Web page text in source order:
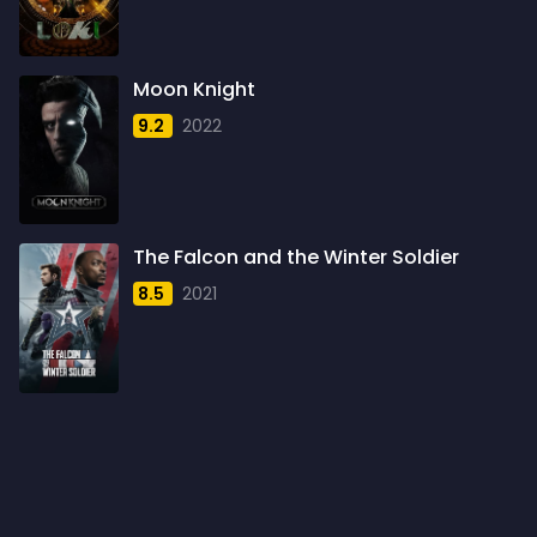
1960
1961
1962
1963
1964
1965
1966
1967
1968
Moon Knight
9.2 2022
The Falcon and the Winter Soldier
8.5 2021